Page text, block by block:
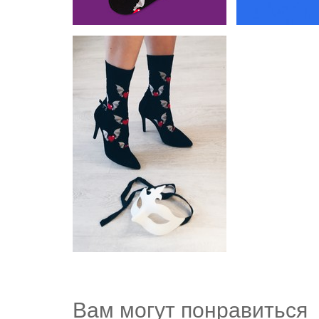
Вам могут понравиться